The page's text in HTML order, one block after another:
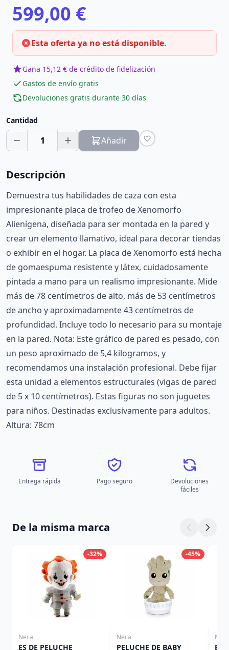
599,00 €
Esta oferta ya no está disponible.
Gana 15,12 € de crédito de fidelización
Gastos de envío gratis
Devoluciones gratis durante 30 días
Cantidad
1 Añadir
Descripción
Demuestra tus habilidades de caza con esta
impresionante placa de trofeo de Xenomorfo
Alienígena, diseñada para ser montada en la pared y
crear un elemento llamativo, ideal para decorar tiendas
o exhibir en el hogar. La placa de Xenomorfo está hecha
de gomaespuma resistente y látex, cuidadosamente
pintada a mano para un realismo impresionante. Mide
más de 78 centímetros de alto, más de 53 centímetros
de ancho y aproximadamente 43 centímetros de
profundidad. Incluye todo lo necesario para su montaje
en la pared. Nota: Este gráfico de pared es pesado, con
un peso aproximado de 5,4 kilogramos, y
recomendamos una instalación profesional. Debe fijar
esta unidad a elementos estructurales (vigas de pared
de 5 x 10 centímetros). Estas figuras no son juguetes
para niños. Destinadas exclusivamente para adultos.
Altura: 78cm
Entrega rápida Pago seguro
Devoluciones
fáciles
De la misma marca
-32%
Neca
ES DE PELUCHE
-45%
Neca
PELUCHE DE BABY
Neca